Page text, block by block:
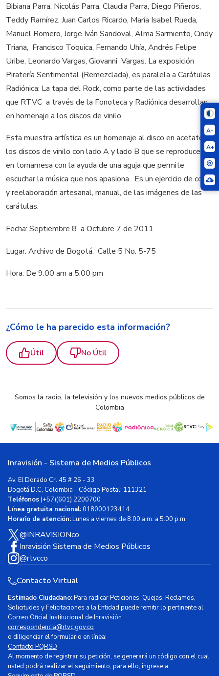
A-
A+
Bibiana Parra, Nicolás Parra, Claudia Parra, Diego Piñeros,
Teddy Ramírez, Juan Carlos Ricardo, María Isabel Rueda,
Manuel Romero, Jorge Iván Sandoval, Alma Sarmiento, Cindy
Triana, Francisco Toquica, Fernando Uhía, Andrés Felipe
Uribe, Leonardo Vargas, Giovanni Vargas. La exposición
Piratería Sentimental (Remezclada), es paralela a Carátulas
Radiónica: La tapa del Rock, como parte de las actividades
que RTVC a través de la Fonoteca y Radiónica desarrollan
en homenaje a los discos de vinilo.
Esta muestra artística es un homenaje al disco en acetato, a
los discos de vinilo con lado A y lado B que se reproducen
en tornamesa con la ayuda de una aguja que permite
escuchar la música que nos apasiona. Es un ejercicio de copia
y reelaboración artesanal, manual, de las imágenes de las
carátulas.
Fecha: Septiembre 8 a Octubre 7 de 2011
Lugar: Archivo de Bogotá. Calle 5 No. 5-75
Hora: De 9:00 am a 5:00 pm
¿Cómo le ha parecido esta información?
Útil No Útil
Somos la radio, la televisión y los nuevos medios públicos de
Colombia
Inravisión - Sistema de Medios Públicos
Av. El Dorado Cr. 45 # 26 - 33
Bogotá D.C, Colombia - Código Postal: 111321
Teléfonos(+57)(601) 2200700
Línea gratuita nacional:018000123414
Horario de atención:Lunes a viernes de 8:00 a.m. a 5:00 p.m.
@INRAVISIONco
Inravisión Sistema de Medios Públicos
@rtvcco
Contacto Virtual
Estimado Ciudadano:Para radicar Peticiones, Quejas, Reclamos,
Solicitudes y Felicitaciones a la Entidad puede remitir lo pertinente al
Correo Oficial Institucional de Inravisión
correspondencia@rtvc.gov.co
o diligenciar el formulario en línea:
Contacto PQRSD
Al momento de registrar su petición, se generará un código con el cual
usted podrá realizar el seguimiento, para ello, ingrese a: